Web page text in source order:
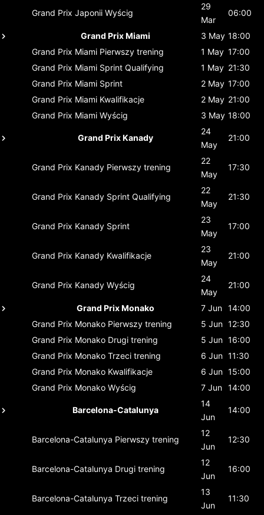
Grand Prix Japonii Wyścig
29
Mar
06:00
Grand Prix Miami 3 May 18:00
Grand Prix Miami Pierwszy trening 1 May 17:00
Grand Prix Miami Sprint Qualifying 1 May 21:30
Grand Prix Miami Sprint 2 May 17:00
Grand Prix Miami Kwalifikacje 2 May 21:00
Grand Prix Miami Wyścig 3 May 18:00
Grand Prix Kanady
24
May
21:00
Grand Prix Kanady Pierwszy trening
22
May
17:30
Grand Prix Kanady Sprint Qualifying
22
May
21:30
Grand Prix Kanady Sprint
23
May
17:00
Grand Prix Kanady Kwalifikacje
23
May
21:00
Grand Prix Kanady Wyścig
24
May
21:00
Grand Prix Monako 7 Jun 14:00
Grand Prix Monako Pierwszy trening 5 Jun 12:30
Grand Prix Monako Drugi trening 5 Jun 16:00
Grand Prix Monako Trzeci trening 6 Jun 11:30
Grand Prix Monako Kwalifikacje 6 Jun 15:00
Grand Prix Monako Wyścig 7 Jun 14:00
Barcelona-Catalunya
14
Jun
14:00
Barcelona-Catalunya Pierwszy trening
12
Jun
12:30
Barcelona-Catalunya Drugi trening
12
Jun
16:00
Barcelona-Catalunya Trzeci trening
13
Jun
11:30